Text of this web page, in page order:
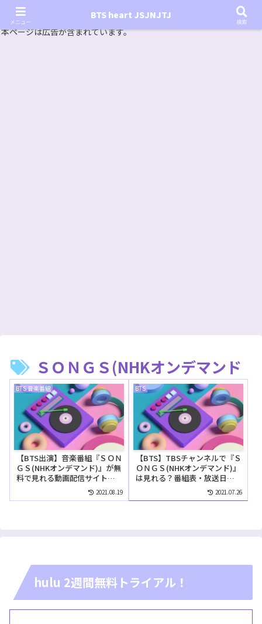
『In the SOOP BTS ver.』シーズン2放送決定！いつから始まる？インザスープの放送開始日・視聴
方法は？【In the SOOP BTS ver. Season 2】
本ページは広告が含まれています。
ＳＯＮＧＳ(NHKオンデマンド
BTS 音楽番組
【BTS出演】音楽番組『ＳＯＮ
ＧＳ(NHKオンデマンド)』が無
料で見れる動画配信サイト
2021.08.19
BTS
【BTS】TBSチャンネルで『Ｓ
ＯＮＧＳ(NHKオンデマンド)』
は見れる？番組表・放送日・
2021.07.26
hulu 2週間無料トライアル！
メニュー
BTS heart JSJNJTJ
検索